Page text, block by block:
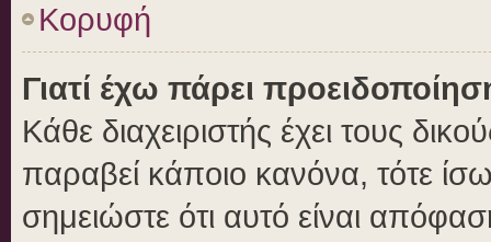
Κορυφή
Γιατί έχω πάρει
Κάθε διαχειριστής έχει τους
παραβεί κάποιο κανόνα, τότε
σημειώστε ότι αυτό είναι